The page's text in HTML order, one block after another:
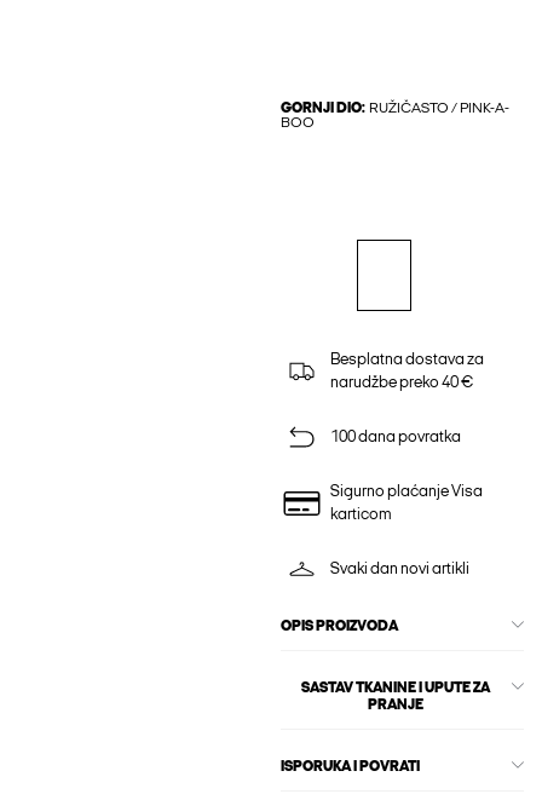
GORNJI DIO: RUŽIČASTO / PINK-A-
BOO
Besplatna dostava za
narudžbe preko 40 €
100 dana povratka
Sigurno plaćanje Visa
karticom
Svaki dan novi artikli
OPIS PROIZVODA
SASTAV TKANINE I UPUTE ZA
PRANJE
ISPORUKA I POVRATI